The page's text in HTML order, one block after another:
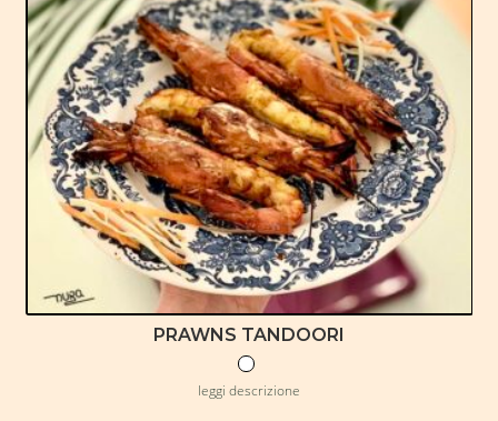
PRAWNS TANDOORI
leggi descrizione